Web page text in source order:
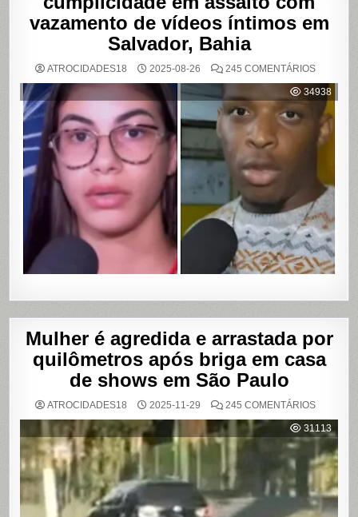
vazamento de vídeos íntimos em
Salvador, Bahia
ATROCIDADES18 2025-08-26 245 COMENTÁRIOSEM
ACUSA
DE
UBER
DE
EM
DE
VÍDEOS
ÍNTIMOS
EM
BAHIA
34938
Mulher é agredida e arrastada por
quilômetros após briga em casa
de shows em São Paulo
ATROCIDADES18 2025-11-29 245 COMENTÁRIOSEM
É
E
POR
APÓS
BRIGA
EM
CASA
31113